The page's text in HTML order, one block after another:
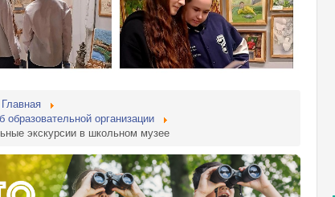
Главная
образовательной организации
экскурсии в школьном музее